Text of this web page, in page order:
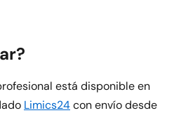
está disponible en
Limics24con envío desde